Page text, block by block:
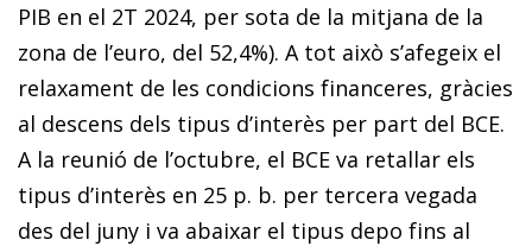
PIB en el 2T 2024, per sota de la mitjana de la
zona de l’euro, del 52,4%). A tot això s’afegeix el
relaxament de les condicions financeres, gràcies
al descens dels tipus d’interès per part del BCE.
A la reunió de l’octubre, el BCE va retallar els
tipus d’interès en 25 p. b. per tercera vegada
des del juny i va abaixar el tipus depo fins al